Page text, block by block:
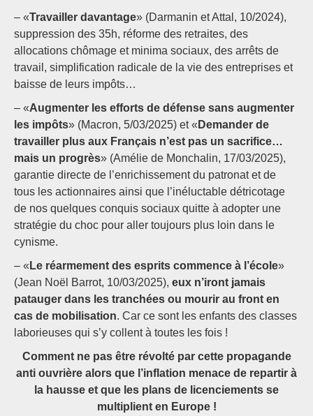
– «Travailler davantage» (Darmanin et Attal, 10/2024),
suppression des 35h, réforme des retraites, des
allocations chômage et minima sociaux, des arrêts de
travail, simplification radicale de la vie des entreprises et
baisse de leurs impôts…
– «Augmenter les efforts de défense sans augmenter
les impôts» (Macron, 5/03/2025) et « Demander de
travailler plus aux Français n’est pas un sacrifice…
mais un progrès» (Amélie de Monchalin, 17/03/2025),
garantie directe de l’enrichissement du patronat et de
tous les actionnaires ainsi que l’inéluctable détricotage
de nos quelques conquis sociaux quitte à adopter une
stratégie du choc pour aller toujours plus loin dans le
cynisme.
– « Le réarmement des esprits commence à l’école»
(Jean Noël Barrot, 10/03/2025), eux n’iront jamais
patauger dans les tranchées ou mourir au front en
cas de mobilisation. Car ce sont les enfants des classes
laborieuses qui s’y collent à toutes les fois !
Comment ne pas être révolté par cette propagande
anti ouvrière alors que l’inflation menace de repartir à
la hausse et que les plans de licenciements se
multiplient en Europe !